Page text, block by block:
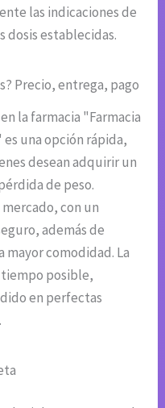
las indicaciones de
dosis establecidas.
Precio, entrega, pago
la farmacia "Farmacia
una opción rápida,
desean adquirir un
de peso.
con un
además de
mayor comodidad. La
tiempo posible,
en perfectas